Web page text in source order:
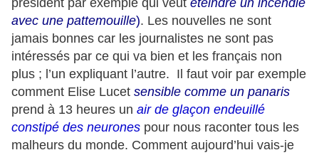
président par exemple qui veut éteindre un incendie
avec une pattemouille). Les nouvelles ne sont
jamais bonnes car les journalistes ne sont pas
intéressés par ce qui va bien et les français non
plus ; l’un expliquant l’autre. Il faut voir par exemple
comment Elise Lucet sensible comme un panaris
prend à 13 heures un air de glaçon endeuillé
constipé des neurones pour nous raconter tous les
malheurs du monde. Comment aujourd’hui vais-je